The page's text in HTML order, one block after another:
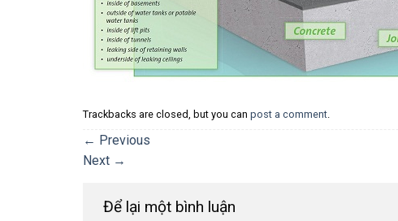
Trackbacks are closed, but you can post a comment.
← Previous
Next →
Để lại một bình luận